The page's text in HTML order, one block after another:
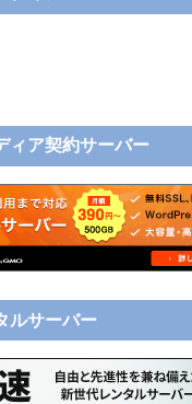
ィア契約サーバー
ルサーバー